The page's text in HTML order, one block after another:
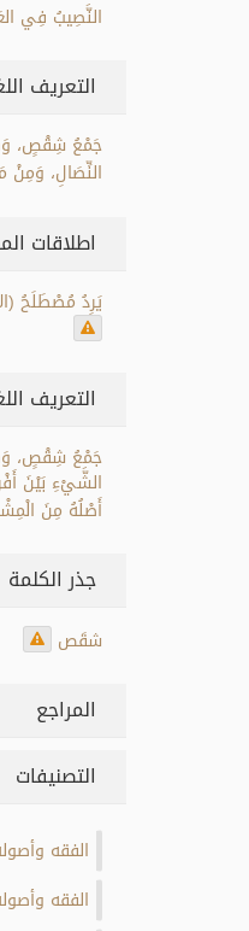
النَّصِيبُ فِي
التعريف
جَمْعُ شِقْصٍ،
النِّصَالِ،
اطلاقات
يَرِدُ مُصْطَلَحُ
التعريف
جَمْعُ شِقْصٍ،
الشَّيْءِ بَيْنَ
أَصْلُهُ مِنَ
جذر الكلمة
شقَص
المراجع
التصنيفات
الفقه
الفقه